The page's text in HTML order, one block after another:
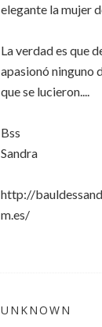
elegante la mujer
La verdad es que
apasionó ninguno
que se lucieron....
Bss
Sandra
http://
m.es/
UNKNOWN